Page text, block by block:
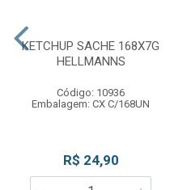
KETCHUP SACHE 168X7G
HELLMANNS
Código: 10936
Embalagem: CX C/168UN
R$ 24,90